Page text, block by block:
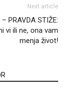
Next article
PRAVDA STIŽE:
vi ili ne, ona vam
menja život!